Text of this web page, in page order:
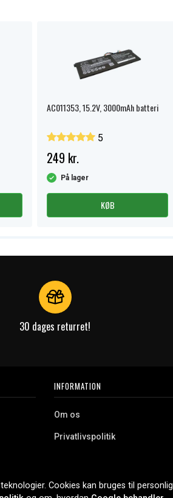
AC011353, 15.2V, 3000mAh batteri
5
249 kr.
På lager
KØB
30 dages returret!
INFORMATION
Om os
Privatlivspolitik
Cookies
Cookies kan bruges til personlig